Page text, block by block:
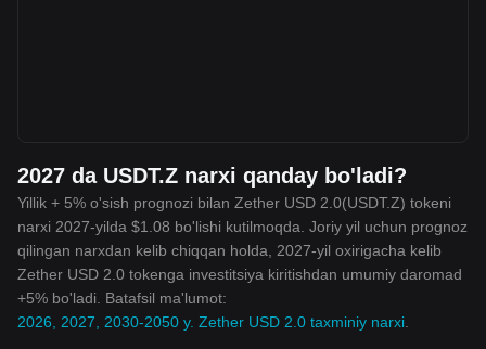
2027 da USDT.Z narxi qanday bo'ladi?
Yillik + 5% o'sish prognozi bilan Zether USD 2.0(USDT.Z) tokeni
narxi 2027-yilda $1.08 bo'lishi kutilmoqda. Joriy yil uchun prognoz
qilingan narxdan kelib chiqqan holda, 2027-yil oxirigacha kelib
Zether USD 2.0 tokenga investitsiya kiritishdan umumiy daromad
+5% bo'ladi. Batafsil ma'lumot:
2026, 2027, 2030-2050 y. Zether USD 2.0 taxminiy narxi